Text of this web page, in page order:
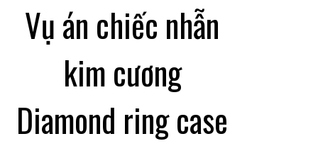
Vụ án chiếc nhẫn
kim cương
Diamond ring case